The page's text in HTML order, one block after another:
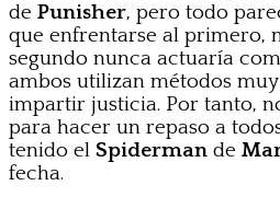
de Punisher, pero todo
que enfrentarse al primero,
segundo nunca actuaría
ambos utilizan métodos
impartir justicia. Por tanto,
para hacer un repaso a
tenido el Spiderman de
fecha.